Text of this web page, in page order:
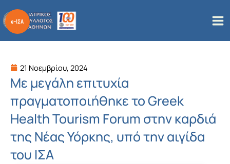
στο
περιεχόμενο
21 Νοεμβρίου, 2024
Με μεγάλη επιτυχία
πραγματοποιήθηκε το Greek
Health Tourism Forum στην καρδιά
της Νέας Υόρκης, υπό την αιγίδα
του ΙΣΑ